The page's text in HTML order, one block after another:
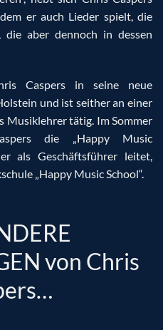
er auch Lieder spielt, die
die aber dennoch in dessen
Caspers in seine neue
und ist seither an einer
Musiklehrer tätig. Im Sommer
die „Happy Music
als Geschäftsführer leitet,
„Happy Music School“.
von Chris